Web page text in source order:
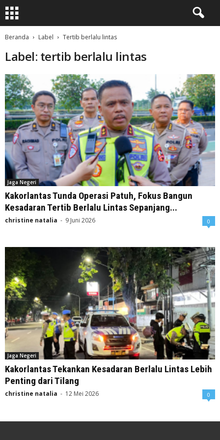
Beranda Label Tertib berlalu lintas
Label: tertib berlalu lintas
Jaga Negeri
Kakorlantas Tunda Operasi Patuh, Fokus Bangun
Kesadaran Tertib Berlalu Lintas Sepanjang...
christine natalia - 9 Juni 2026 0
Jaga Negeri
Kakorlantas Tekankan Kesadaran Berlalu Lintas Lebih
Penting dari Tilang
christine natalia - 12 Mei 2026 0